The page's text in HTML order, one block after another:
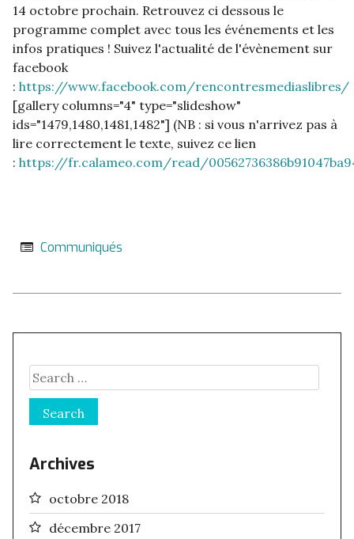
14 octobre prochain. Retrouvez ci dessous le
programme complet avec tous les événements et les
infos pratiques ! Suivez l'actualité de l'évènement sur
facebook
: https://www.facebook.com/rencontresmediaslibres/
[gallery columns="4" type="slideshow"
ids="1479,1480,1481,1482"] (NB : si vous n'arrivez pas à
lire correctement le texte, suivez ce lien
: https://fr.calameo.com/read/
Communiqués
Search
for:
Archives
octobre 2018
décembre 2017